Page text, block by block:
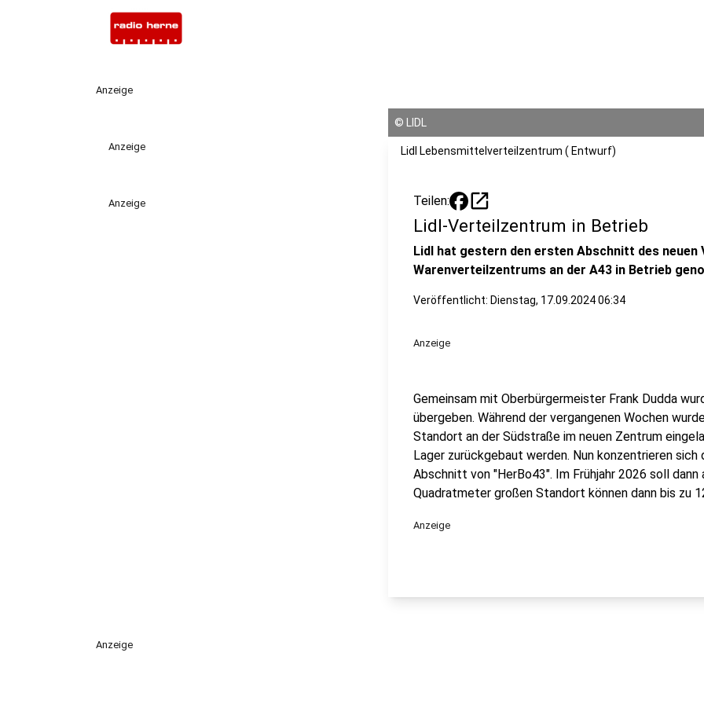
Anzeige
Anzeige
Anzeige
© LIDL
Lidl Lebensmittelverteilzentrum ( Entwurf)
Teilen: open_in_new
Lidl-Verteilzentrum in Betrieb
Lidl hat gestern den ersten Abschnitt des neuen
Warenverteilzentrums an der A43 in Betrieb
Veröffentlicht: Dienstag, 17.09.2024 06:34
Anzeige
Gemeinsam mit Oberbürgermeister Frank Dudda
übergeben. Während der vergangenen Wochen
Standort an der Südstraße im neuen Zentrum
Lager zurückgebaut werden. Nun konzentrieren
Abschnitt von "HerBo43". Im Frühjahr 2026 soll
Quadratmeter großen Standort können dann bis zu
Anzeige
Anzeige